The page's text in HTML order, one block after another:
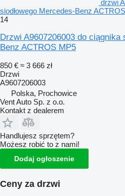
drzwi
siodłowego Mercedes-Benz
14
Drzwi A9607206003 do ciągnika
Benz ACTROS MP5
850 € ≈ 3 666 zł
Drzwi
A9607206003
Polska, Prochowice
Vent Auto Sp. z o.o.
Kontakt z dealerem
Handlujesz sprzętem?
Możesz robić to z nami!
Dodaj ogłoszenie
Ceny za drzwi